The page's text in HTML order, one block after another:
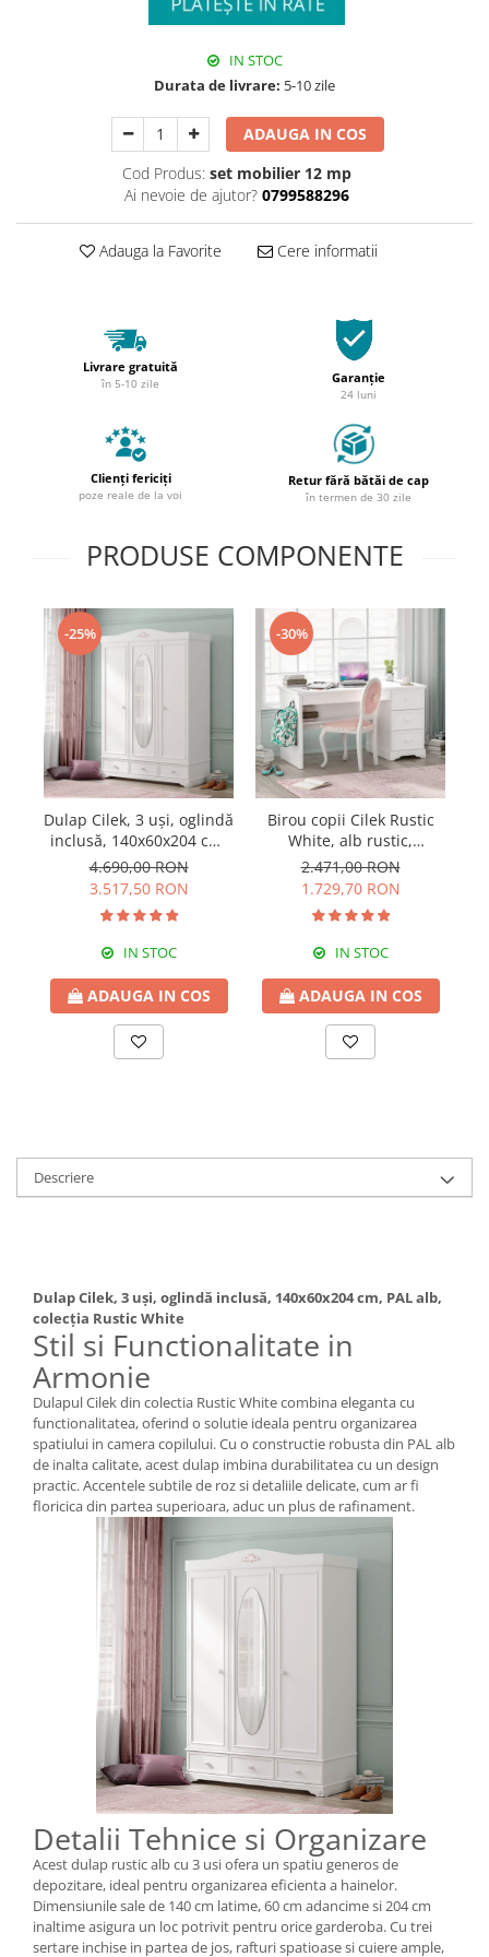
IN STOC
Durata de livrare: 5-10 zile
ADAUGA IN COS
Cod Produs: set mobilier 12 mp
Ai nevoie de ajutor? 0799588296
Adauga la Favorite Cere informatii
Livrare gratuită
în 5-10 zile Garanție
24 luni
Clienți fericiți
poze reale de la voi
Retur fără bătăi de cap
în termen de 30 zile
PRODUSE COMPONENTE
-25%
Dulap Cilek, 3 uși, oglindă
inclusă, 140x60x204 cm,
PAL alb, colecția Rustic
White
4.690,00 RON
3.517,50 RON
IN STOC
ADAUGA IN COS
-30%
Birou copii Cilek Rustic
White, alb rustic,
138x62x75 cm, design
clasic pentru fete
2.471,00 RON
1.729,70 RON
IN STOC
ADAUGA IN COS
Descriere
Dulap Cilek, 3 uși, oglindă inclusă, 140x60x204 cm, PAL alb,
colecția Rustic White
Stil si Functionalitate in
Armonie
Dulapul Cilek din colectia Rustic White combina eleganta cu
functionalitatea, oferind o solutie ideala pentru organizarea
spatiului in camera copilului. Cu o constructie robusta din PAL alb
de inalta calitate, acest dulap imbina durabilitatea cu un design
practic. Accentele subtile de roz si detaliile delicate, cum ar fi
floricica din partea superioara, aduc un plus de rafinament.
Detalii Tehnice si Organizare
Acest dulap rustic alb cu 3 usi ofera un spatiu generos de
depozitare, ideal pentru organizarea eficienta a hainelor.
Dimensiunile sale de 140 cm latime, 60 cm adancime si 204 cm
inaltime asigura un loc potrivit pentru orice garderoba. Cu trei
sertare inchise in partea de jos, rafturi spatioase si cuiere ample,